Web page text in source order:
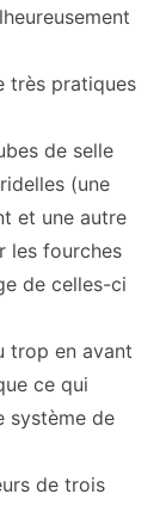
très pratiques
de selle
(une
et une autre
les fourches
de celles-ci
trop en avant
ce qui
système de
de trois